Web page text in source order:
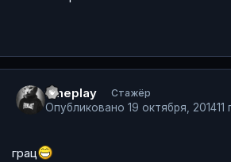
timeplay Стажёр
Опубликовано 19 октября, 201411
грац